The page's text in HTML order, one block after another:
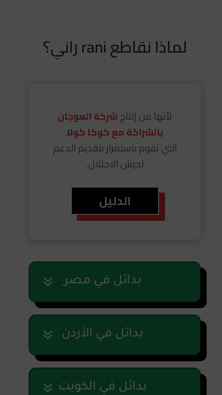
لماذا نقاطع rani راني؟
لأنهامن إنتاجشركة العوجان
بالشراكة مع كوكا كولا
التي تقوم باستمرار بتقديم الدعم
لجيش الاحتلال.
الدليل
بدائل في مصر
بدائل في الأردن
بدائل في الكويت